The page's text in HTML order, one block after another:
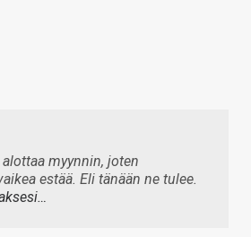
myynnin, joten
estää. Eli tänään ne tulee.